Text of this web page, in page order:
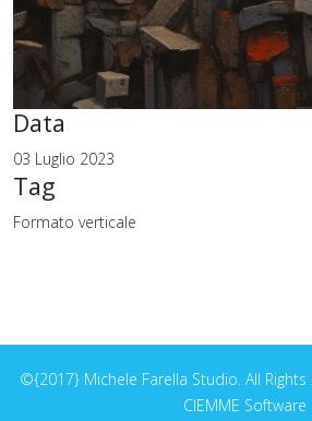
Data
03 Luglio 2023
Tag
Formato verticale
©{2017} Michele Farella Studio. All Rights
CIEMME Software